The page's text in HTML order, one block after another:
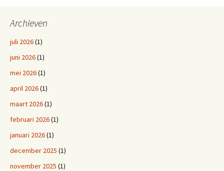
Archieven
juli 2026(1)
juni 2026(1)
mei 2026(1)
april 2026(1)
maart 2026(1)
februari 2026(1)
januari 2026(1)
december 2025 (1)
november 2025 (1)